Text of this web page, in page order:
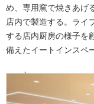
め、専用窯で焼きあげ
店内で製造する。ライ
する店内厨房の様子を
備えたイートインスペ